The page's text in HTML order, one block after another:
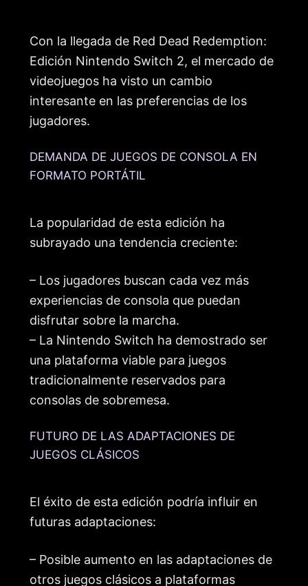
Con la llegada de Red Dead Redemption:
Edición Nintendo Switch 2, el mercado de
videojuegos ha visto un cambio
interesante en las preferencias de los
jugadores.
DEMANDA DE JUEGOS DE CONSOLA EN
FORMATO PORTÁTIL
La popularidad de esta edición ha
subrayado una tendencia creciente:
– Los jugadores buscan cada vez más
experiencias de consola que puedan
disfrutar sobre la marcha.
– La Nintendo Switch ha demostrado ser
una plataforma viable para juegos
tradicionalmente reservados para
consolas de sobremesa.
FUTURO DE LAS ADAPTACIONES DE
JUEGOS CLÁSICOS
El éxito de esta edición podría influir en
futuras adaptaciones:
– Posible aumento en las adaptaciones de
otros juegos clásicos a plataformas